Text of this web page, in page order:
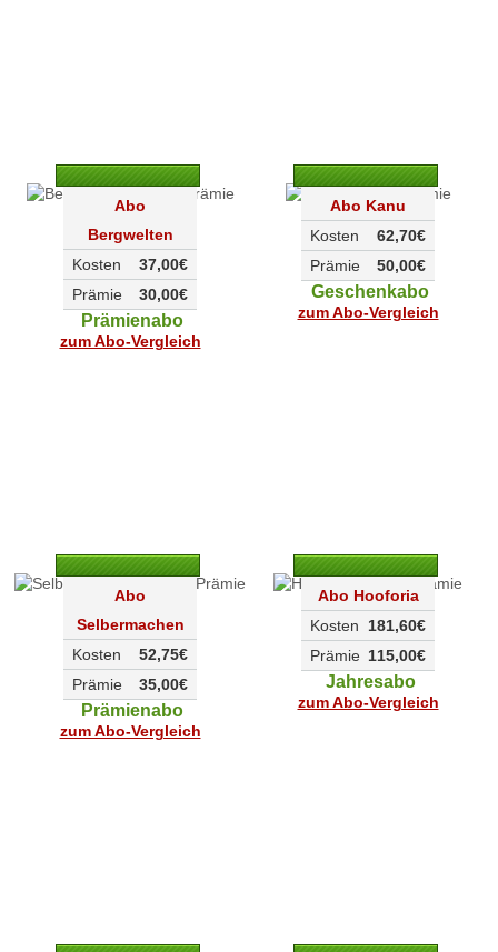
Abo
Bergwelten
37,00€
Kosten
30,00€
Prämie
Prämienabo
zum Abo-Vergleich
Abo Kanu
62,70€
Kosten
50,00€
Prämie
Geschenkabo
zum Abo-Vergleich
Abo
Selbermachen
52,75€
Kosten
35,00€
Prämie
Prämienabo
zum Abo-Vergleich
Abo Hooforia
181,60€
Kosten
115,00€
Prämie
Jahresabo
zum Abo-Vergleich